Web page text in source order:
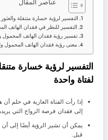
التفسير لرؤية خسارة متنقلة
التفسير للنظر في فقدان الهاتف
تفسير رؤية فقدان الهاتف
معنى رؤية فقدان الهاتف المحمول
التفسير لرؤية خسارة
لفتاة واحدة
إذا رأت الفتاة العازبة في حلم
إلى فقدان فرصة الزواج التي
يمكن أن تشير الرؤية أيضًا إلى
قبل.